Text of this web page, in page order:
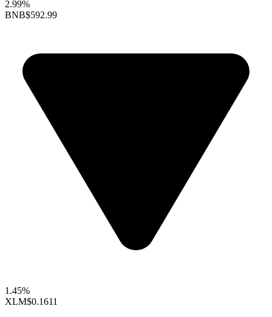
2.99%
BNB$592.99
1.45%
XLM$0.1611